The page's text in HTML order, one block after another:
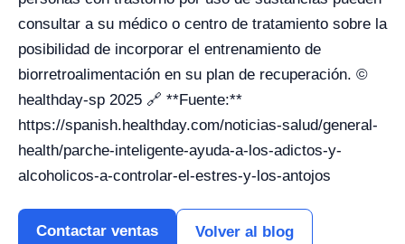
consultar a su médico o centro de tratamiento sobre la
posibilidad de incorporar el entrenamiento de
biorretroalimentación en su plan de recuperación. ©
healthday-sp 2025 🔗 **Fuente:**
https://spanish.healthday.com/noticias-salud/general-
health/parche-inteligente-ayuda-a-los-adictos-y-
alcoholicos-a-controlar-el-estres-y-los-antojos
Contactar ventas Volver al blog